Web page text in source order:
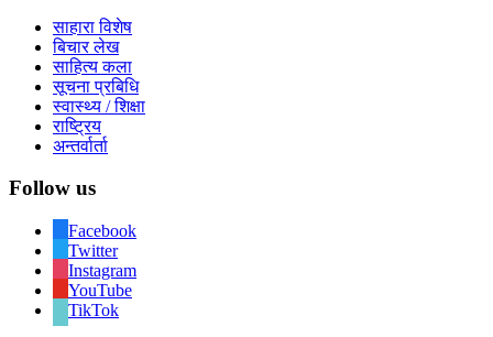
साहारा विशेष
बिचार लेख
साहित्य कला
सूचना प्रबिधि
स्वास्थ्य / शिक्षा
राष्ट्रिय
अन्तर्वार्ता
Follow us
Facebook
Twitter
Instagram
YouTube
TikTok